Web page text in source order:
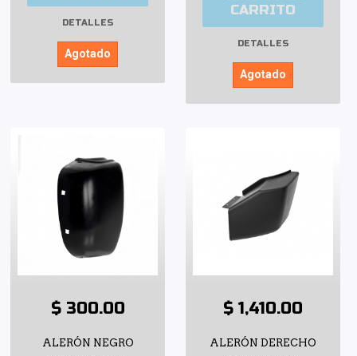
DETALLES
Agotado
CARRITO
DETALLES
Agotado
$ 300.00
ALERÓN NEGRO
$ 1,410.00
ALERÓN DERECHO